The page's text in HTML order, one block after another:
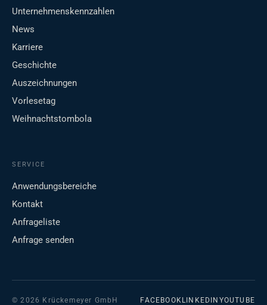
Unternehmenskennzahlen
News
Karriere
Geschichte
Auszeichnungen
Vorlesetag
Weihnachtstombola
SERVICE
Anwendungsbereiche
Kontakt
Anfrageliste
Anfrage senden
© 2026 Krückemeyer GmbH FACEBOOK LINKEDIN YOUTUBE